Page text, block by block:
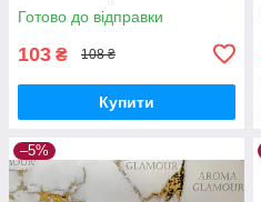
Готово до відправки
103 ₴ 108 ₴
Купити
–5%